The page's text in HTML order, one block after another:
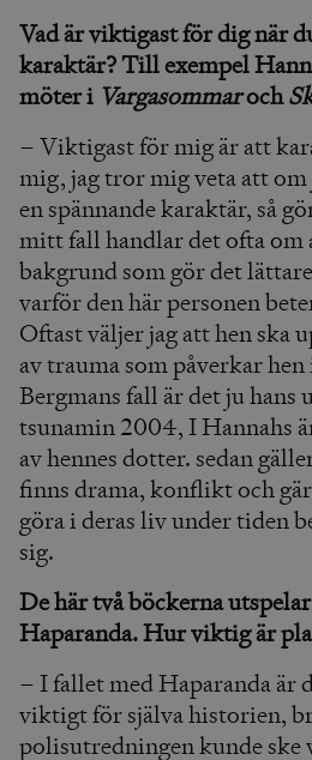
Vad är viktigast för dig när
karaktär? Till exempel
möter i Vargasommaroch
– Viktigast för mig är att
mig, jag tror mig veta att
en spännande karaktär, så
mitt fall handlar det ofta om
bakgrund som gör det
varför den här personen
Oftast väljer jag att hen ska
av trauma som påverkar
Bergmans fall är det ju hans
tsunamin 2004, I Hannahs
av hennes dotter. sedan
finns drama, konflikt och
göra i deras liv under tiden
sig.
De här två böckerna
Haparanda. Hur viktig är
– I fallet med Haparanda är
viktigt för själva historien,
polisutredningen kunde ske